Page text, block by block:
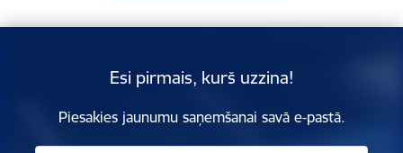
Esi pirmais, kurš uzzina!
Piesakies jaunumu saņemšanai savā e-pastā.